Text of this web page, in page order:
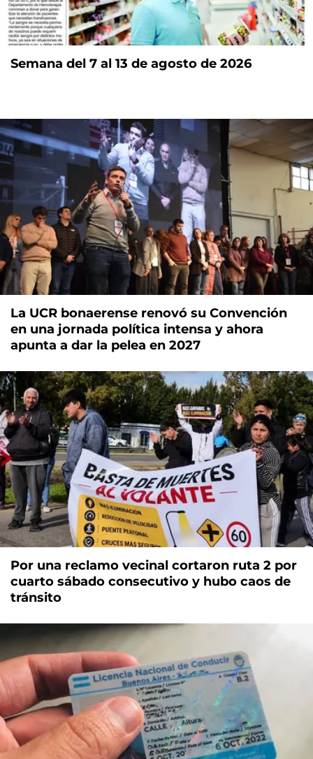
Semana del 7 al 13 de agosto de 2026
La UCR bonaerense renovó su Convención
en una jornada política intensa y ahora
apunta a dar la pelea en 2027
Por una reclamo vecinal cortaron ruta 2 por
cuarto sábado consecutivo y hubo caos de
tránsito